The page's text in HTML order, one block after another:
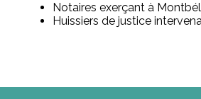
Notaires exerçant à
Huissiers de justice